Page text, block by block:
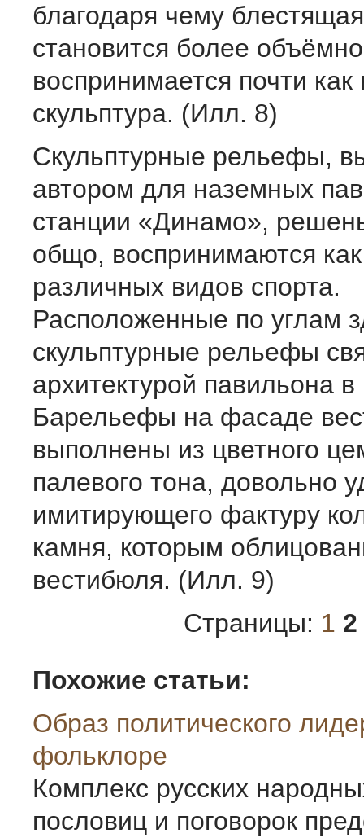
благодаря чему
становится более
воспринимается почти как
скульптура. (Илл. 8)
Скульптурные рельефы,
автором для наземных
станции «Динамо»,
общо, воспринимаются
различных видов спорта.
Расположенные по углам
скульптурные рельефы
архитектурой павильона
Барельефы на фасаде
выполнены из цветного
палевого тона, довольно
имитирующего фактуру
камня, которым
вестибюля. (Илл. 9)
Страницы: 1 2
Похожие статьи:
Образ политического
фольклоре
Комплекс русских
пословиц и поговорок